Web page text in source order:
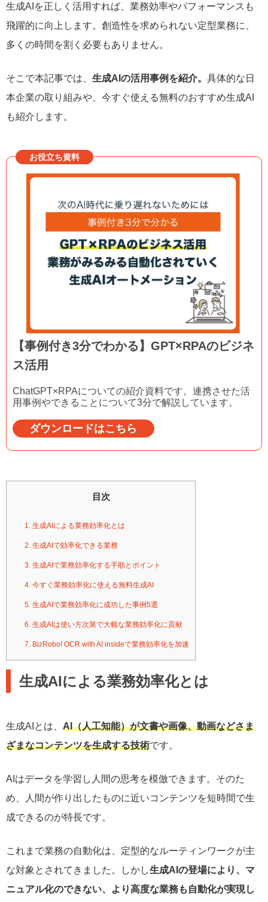
生成AIを正しく活用すれば、業務効率やパフォーマンスも
飛躍的に向上します。創造性を求められない定型業務に、
多くの時間を割く必要もありません。
そこで本記事では、 生成AIの活用事例を紹介。 具体的な日
本企業の取り組みや、今すぐ使える無料のおすすめ生成AI
も紹介します。
お役立ち資料
【事例付き3分でわかる】GPT×RPAのビジネ
ス活用
ChatGPT×RPAについての紹介資料です。連携させた活
用事例やできることについて3分で解説しています。
ダウンロードはこちら
目次
1. 生成AIによる業務効率化とは
2. 生成AIで効率化できる業務
3. 生成AIで業務効率化する手順とポイント
4. 今すぐ業務効率化に使える無料生成AI
5. 生成AIで業務効率化に成功した事例5選
6. 生成AIは使い方次第で大幅な業務効率化に貢献
7. BizRobo! OCR with AI insideで業務効率化を加速
生成AIによる業務効率化とは
生成AIとは、 AI（人工知能）が文書や画像、動画などさま
ざまなコンテンツを生成する技術です。
AIはデータを学習し人間の思考を模倣できます。そのた
め、人間が作り出したものに近いコンテンツを短時間で生
成できるのが特長です。
これまで業務の自動化は、定型的なルーティンワークが主
な対象とされてきました。しかし生成AIの登場により、マ
ニュアル化のできない、より高度な業務も自動化が実現し